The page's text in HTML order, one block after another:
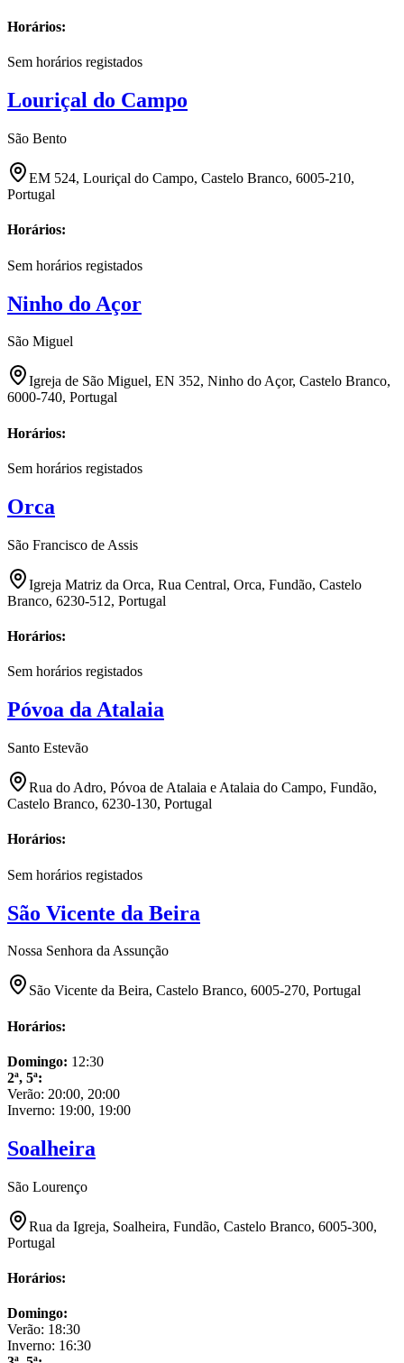
Horários:
Sem horários registados
Louriçal do Campo
São Bento
EM 524, Louriçal do Campo, Castelo Branco, 6005-210,
Portugal
Horários:
Sem horários registados
Ninho do Açor
São Miguel
Igreja de São Miguel, EN 352, Ninho do Açor, Castelo Branco,
6000-740, Portugal
Horários:
Sem horários registados
Orca
São Francisco de Assis
Igreja Matriz da Orca, Rua Central, Orca, Fundão, Castelo
Branco, 6230-512, Portugal
Horários:
Sem horários registados
Póvoa da Atalaia
Santo Estevão
Rua do Adro, Póvoa de Atalaia e Atalaia do Campo, Fundão,
Castelo Branco, 6230-130, Portugal
Horários:
Sem horários registados
São Vicente da Beira
Nossa Senhora da Assunção
São Vicente da Beira, Castelo Branco, 6005-270, Portugal
Horários:
Domingo: 12:30
2ª, 5ª:
Verão: 20:00, 20:00
Inverno: 19:00, 19:00
Soalheira
São Lourenço
Rua da Igreja, Soalheira, Fundão, Castelo Branco, 6005-300,
Portugal
Horários:
Domingo:
Verão: 18:30
Inverno: 16:30